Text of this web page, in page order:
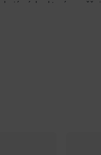
pásku, ktorá umožňuje